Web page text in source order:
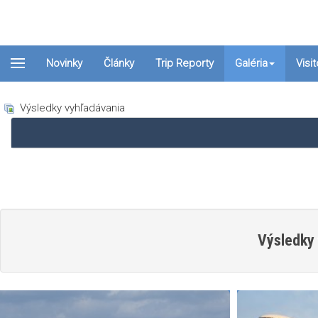
Novinky Články Trip Reporty Galéria
Výsledky vyhľadávania